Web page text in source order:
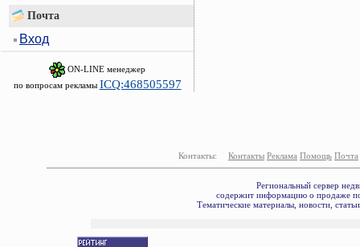
Почта
Вход
ON-LINE менеджер
по вопросам рекламы ICQ:468505597
Контакты: Контакты Реклама Помощь Почта
Региональный сервер
содержит информацию о продаже
Тематические материалы, новости,